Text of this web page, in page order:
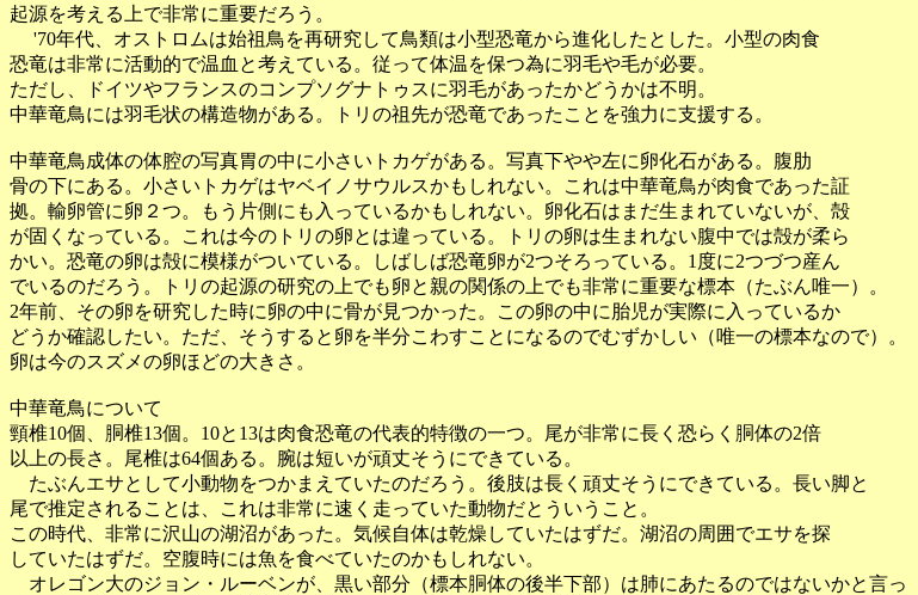
起源を考える上で非常に重要だろう。
'70年代、オストロムは始祖鳥を再研究して鳥類は小型恐竜から進化したとした。小型の肉食
恐竜は非常に活動的で温血と考えている。従って体温を保つ為に羽毛や毛が必要。
ただし、ドイツやフランスのコンプソグナトゥスに羽毛があったかどうかは不明。
中華竜鳥には羽毛状の構造物がある。トリの祖先が恐竜であったことを強力に支援する。
中華竜鳥成体の体腔の写真胃の中に小さいトカゲがある。写真下やや左に卵化石がある。腹肋
骨の下にある。小さいトカゲはヤベイノサウルスかもしれない。これは中華竜鳥が肉食であった証
拠。輸卵管に卵２つ。もう片側にも入っているかもしれない。卵化石はまだ生まれていないが、殻
が固くなっている。これは今のトリの卵とは違っている。トリの卵は生まれない腹中では殻が柔ら
かい。恐竜の卵は殻に模様がついている。しばしば恐竜卵が2つそろっている。1度に2つづつ産ん
でいるのだろう。トリの起源の研究の上でも卵と親の関係の上でも非常に重要な標本（たぶん唯一）。
2年前、その卵を研究した時に卵の中に骨が見つかった。この卵の中に胎児が実際に入っているか
どうか確認したい。ただ、そうすると卵を半分こわすことになるのでむずかしい（唯一の標本なので）。
卵は今のスズメの卵ほどの大きさ。
中華竜鳥について
頸椎10個、胴椎13個。10と13は肉食恐竜の代表的特徴の一つ。尾が非常に長く恐らく胴体の2倍
以上の長さ。尾椎は64個ある。腕は短いが頑丈そうにできている。
たぶんエサとして小動物をつかまえていたのだろう。後肢は長く頑丈そうにできている。長い脚と
尾で推定されることは、これは非常に速く走っていた動物だとういうこと。
この時代、非常に沢山の湖沼があった。気候自体は乾燥していたはずだ。湖沼の周囲でエサを探
していたはずだ。空腹時には魚を食べていたのかもしれない。
オレゴン大のジョン・ルーベンが、黒い部分（標本胴体の後半下部）は肺にあたるのではないかと言っ